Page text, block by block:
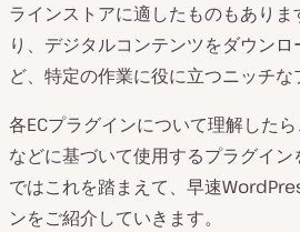
ラインストアに適したものもあり
り、デジタルコンテンツをダウン
ど、特定の作業に役に立つニッチな
各ECプラグインについて理解した
などに基づいて使用するプラグイ
ではこれを踏まえて、早速
ンをご紹介していきます。